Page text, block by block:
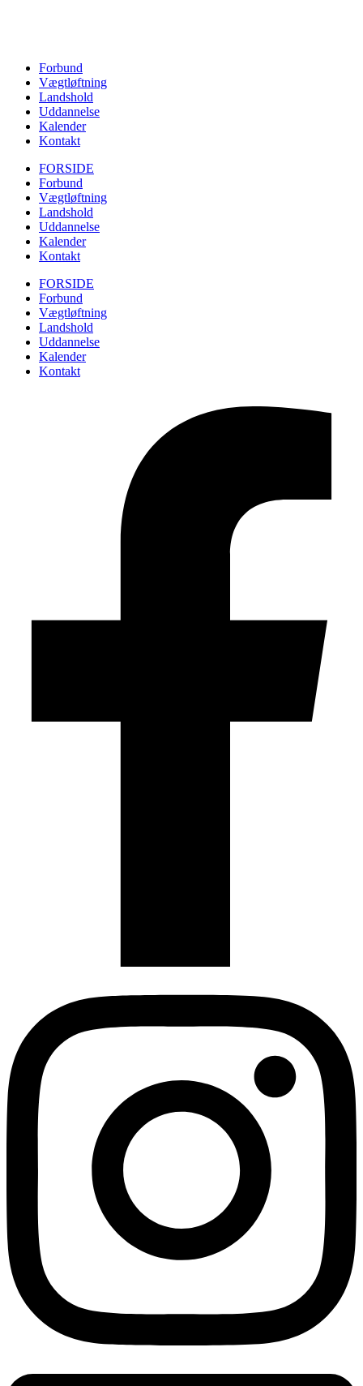
Forbund
Vægtløftning
Landshold
Uddannelse
Kalender
Kontakt
FORSIDE
Forbund
Vægtløftning
Landshold
Uddannelse
Kalender
Kontakt
FORSIDE
Forbund
Vægtløftning
Landshold
Uddannelse
Kalender
Kontakt